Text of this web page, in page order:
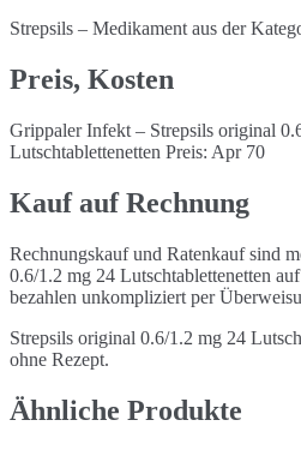
Strepsils – Medikament aus der
Preis, Kosten
Grippaler Infekt – Strepsils original
Lutschtablettenetten Preis: Apr 70
Kauf auf Rechnung
Rechnungskauf und Ratenkauf sind
0.6/1.2 mg 24 Lutschtablettenetten
bezahlen unkompliziert per
Strepsils original 0.6/1.2 mg 24
ohne Rezept.
Ähnliche Produkte